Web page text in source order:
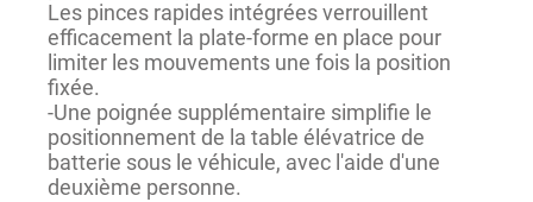
Les pinces rapides intégrées verrouillent
efficacement la plate-forme en place pour
limiter les mouvements une fois la position
fixée.
-Une poignée supplémentaire simplifie le
positionnement de la table élévatrice de
batterie sous le véhicule, avec l'aide d'une
deuxième personne.